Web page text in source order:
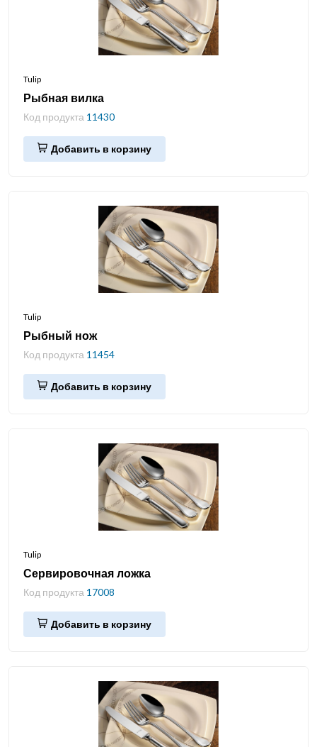
Tulip
Рыбная вилка
Код продукта 11430
Добавить в корзину
Tulip
Рыбный нож
Код продукта 11454
Добавить в корзину
Tulip
Сервировочная ложка
Код продукта 17008
Добавить в корзину